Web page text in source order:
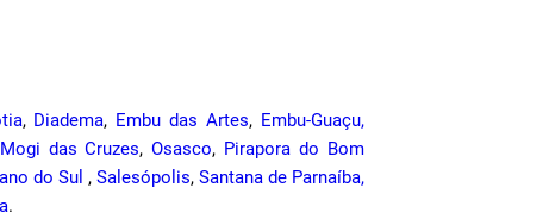
, Diadema, Embu das Artes, Embu-Guaçu,
Mogi das Cruzes,Osasco, Pirapora do Bom
do Sul ,Salesópolis,Santana de Parnaíba,
.